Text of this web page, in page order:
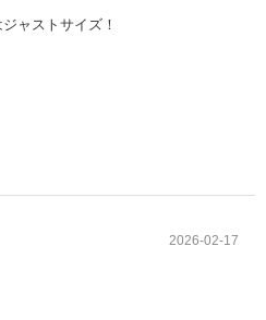
ャストサイズ！
2026-02-17